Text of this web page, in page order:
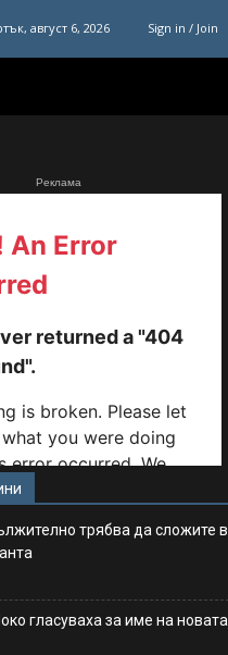
август 6, 2026 Sign in / Join
Реклама
трябва да сложите в
гласуваха за име на новата